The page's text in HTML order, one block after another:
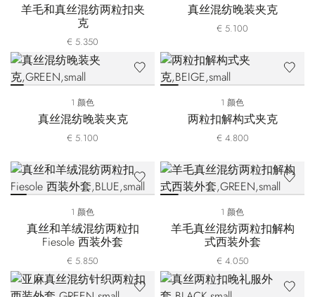
羊毛和真丝混纺两粒扣夹
克
€ 5.350
真丝混纺晚装夹克
€ 5.100
1 颜色
真丝混纺晚装夹克
€ 5.100
1 颜色
两粒扣解构式夹克
€ 4.800
1 颜色
真丝和羊绒混纺两粒扣
Fiesole 西装外套
€ 5.850
1 颜色
羊毛真丝混纺两粒扣解构
式西装外套
€ 4.050